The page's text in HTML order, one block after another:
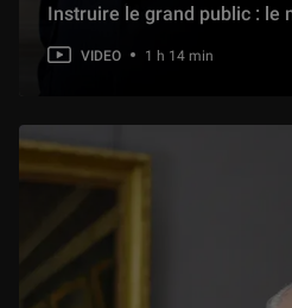
Instruire le grand public : le
VIDEO 1 h 14 min